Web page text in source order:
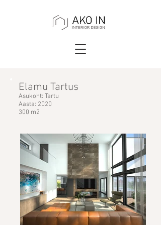
Elamu Tartus
Asukoht: Tartu
Aasta: 2020
300 m2